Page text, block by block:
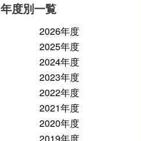
年度別一覧
2026年度
2025年度
2024年度
2023年度
2022年度
2021年度
2020年度
2019年度